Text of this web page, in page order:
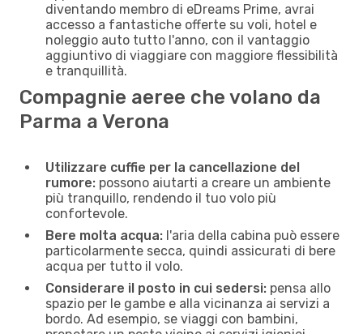
diventando membro di eDreams Prime, avrai
accesso a fantastiche offerte su voli, hotel e
noleggio auto tutto l'anno, con il vantaggio
aggiuntivo di viaggiare con maggiore flessibilità
e tranquillità.
Compagnie aeree che volano da
Parma a Verona
Utilizzare cuffie per la cancellazione del
rumore: possono aiutarti a creare un ambiente
più tranquillo, rendendo il tuo volo più
confortevole.
Bere molta acqua: l'aria della cabina può essere
particolarmente secca, quindi assicurati di bere
acqua per tutto il volo.
Considerare il posto in cui sedersi: pensa allo
spazio per le gambe e alla vicinanza ai servizi a
bordo. Ad esempio, se viaggi con bambini,